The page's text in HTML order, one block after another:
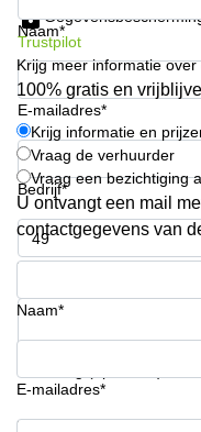
Antwerpen
Locaux
commerciaux
à louer en
Bruxelles
Kantoor
te huur
in Sint-
Niklaas
Naam*
E-mailadres*
Bedrijf*
Telefoonnummer*
Trustpilot
Krijg meer informatie
100% gratis en
Krijg informatie en
Vraag de verhuurder
Vraag een bezichtiging
U ontvangt een mail
contactgegevens van
Naam*
E-mailadres*
Krijg informatie en prijzen